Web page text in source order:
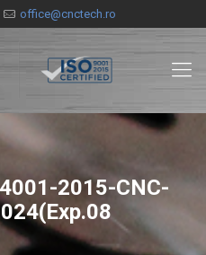
office@cnctech.ro
2015-CNC-